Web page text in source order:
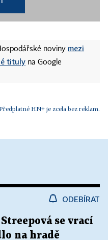
noviny mezi
tituly na Google
HN+ je zcela bez reklam.
ODEBÍRAT
se vrací
na hradě